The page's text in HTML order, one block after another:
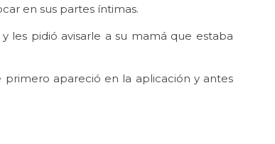
en sus partes íntimas.
les pidió avisarle a su mamá que estaba
apareció en la aplicación y antes